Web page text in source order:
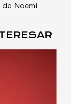
de Noemí